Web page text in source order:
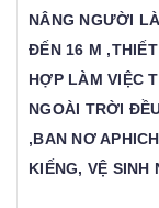
NÂNG NGƯỜI
ĐẾN 16 M
HỢP LÀM VIỆC
NGOÀI TRỜI
,BAN NƠ
KIẾNG, VỆ SINH